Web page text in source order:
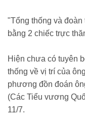
"Tổng thống và
bằng 2 chiếc trực
Hiện chưa có tuyên
thống về vị trí của
phương đồn đoán
(Các Tiểu vương
11/7.